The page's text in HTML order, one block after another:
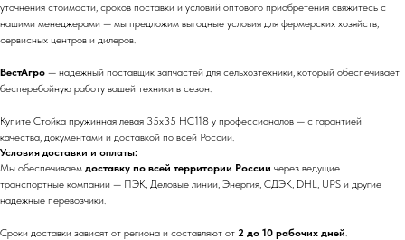
уточнения стоимости, сроков поставки и условий оптового приобретения свяжитесь с
нашими менеджерами — мы предложим выгодные условия для фермерских хозяйств,
сервисных центров и дилеров.
ВестАгро — надежный поставщик запчастей для сельхозтехники, который обеспечивает
бесперебойную работу вашей техники в сезон.
Купите Стойка пружинная левая 35х35 HC118 у профессионалов — с гарантией
качества, документами и доставкой по всей России.
Условия доставки и оплаты:
Мы обеспечиваем доставку по всей территории России через ведущие
транспортные компании — ПЭК, Деловые линии, Энергия, СДЭК, DHL, UPS и другие
надежные перевозчики.
Сроки доставки зависят от региона и составляют от 2 до 10 рабочих дней.